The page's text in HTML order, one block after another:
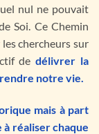
nul ne pouvait
Soi. Ce Chemin
chercheurs sur
dedélivrer la
notre vie.
mais à part
à réaliser chaque